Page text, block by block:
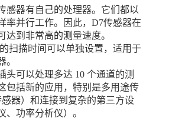
感器有自己的处理器。它们都以
率并行工作。因此，D7传感器在
达到非常高的测量速度。
扫描时间可以单独设置，适用于
。
头可以处理多达 10 个通道的测
包括新的应用，特别是多用途传
感器）和连接到复杂的第三方设
、功率分析仪）。